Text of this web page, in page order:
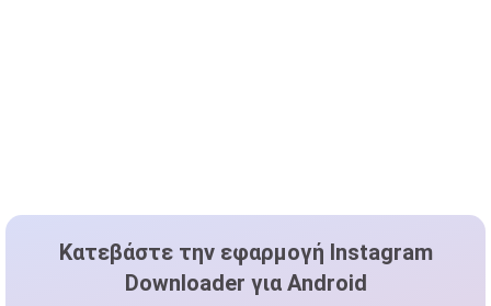
Κατεβάστε την εφαρμογή Instagram
Downloader για Android